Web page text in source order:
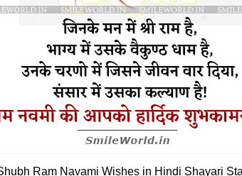
Ram Navami Wishes in Hindi Shayari